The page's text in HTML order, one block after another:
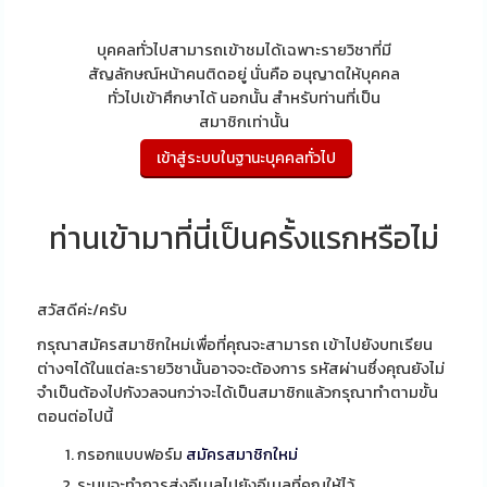
บุคคลทั่วไปสามารถเข้าชมได้เฉพาะรายวิชาที่มี
สัญลักษณ์หน้าคนติดอยู่ นั่นคือ อนุญาตให้บุคคล
ทั่วไปเข้าศึกษาได้ นอกนั้น สำหรับท่านที่เป็น
สมาชิกเท่านั้น
ท่านเข้ามาที่นี่เป็นครั้งแรกหรือไม่
สวัสดีค่ะ/ครับ
กรุณาสมัครสมาชิกใหม่เพื่อที่คุณจะสามารถ เข้าไปยังบทเรียน
ต่างๆได้ในแต่ละรายวิชานั้นอาจจะต้องการ รหัสผ่านซึ่งคุณยังไม่
จำเป็นต้องไปกังวลจนกว่าจะได้เป็นสมาชิกแล้วกรุณาทำตามขั้น
ตอนต่อไปนี้
กรอกแบบฟอร์ม สมัครสมาชิกใหม่